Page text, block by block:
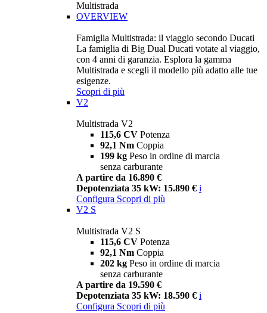
Multistrada
OVERVIEW
Famiglia Multistrada: il viaggio secondo Ducati
La famiglia di Big Dual Ducati votate al viaggio,
con 4 anni di garanzia. Esplora la gamma
Multistrada e scegli il modello più adatto alle tue
esigenze.
Scopri di più
V2
Multistrada V2
115,6 CV Potenza
92,1 Nm Coppia
199 kg Peso in ordine di marcia
senza carburante
A partire da 16.890 €
Depotenziata 35 kW: 15.890 € i
Configura Scopri di più
V2 S
Multistrada V2 S
115,6 CV Potenza
92,1 Nm Coppia
202 kg Peso in ordine di marcia
senza carburante
A partire da 19.590 €
Depotenziata 35 kW: 18.590 € i
Configura Scopri di più